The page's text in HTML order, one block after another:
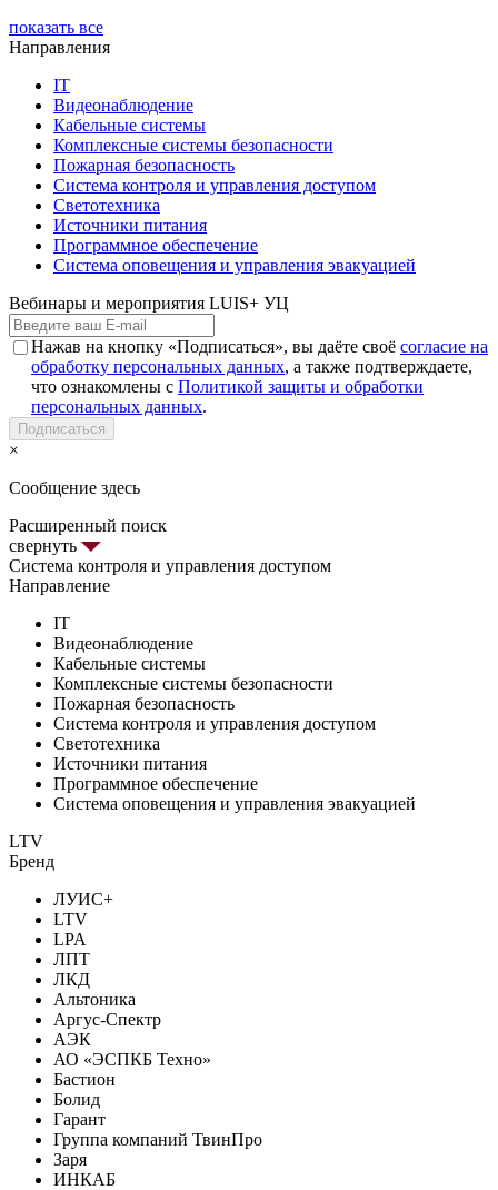
показать все
Направления
IT
Видеонаблюдение
Кабельные системы
Комплексные системы безопасности
Пожарная безопасность
Система контроля и управления доступом
Светотехника
Источники питания
Программное обеспечение
Система оповещения и управления эвакуацией
Вебинары и мероприятия LUIS+ УЦ
Нажав на кнопку «Подписаться», вы даёте своё согласие на
обработку персональных данных, а также подтверждаете,
что ознакомлены с Политикой защиты и обработки
персональных данных.
Подписаться
×
Сообщение здесь
Расширенный поиск
свернуть
Система контроля и управления доступом
Направление
IT
Видеонаблюдение
Кабельные системы
Комплексные системы безопасности
Пожарная безопасность
Система контроля и управления доступом
Светотехника
Источники питания
Программное обеспечение
Система оповещения и управления эвакуацией
LTV
Бренд
ЛУИС+
LTV
LPA
ЛПТ
ЛКД
Альтоника
Аргус-Спектр
АЭК
АО «ЭСПКБ Техно»
Бастион
Болид
Гарант
Группа компаний ТвинПро
Заря
ИНКАБ